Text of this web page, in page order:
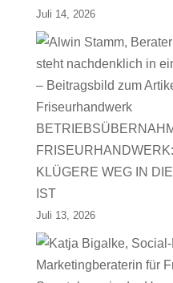
Juli 14, 2026
KLÜGERE WEG IN
IST
Juli 13, 2026